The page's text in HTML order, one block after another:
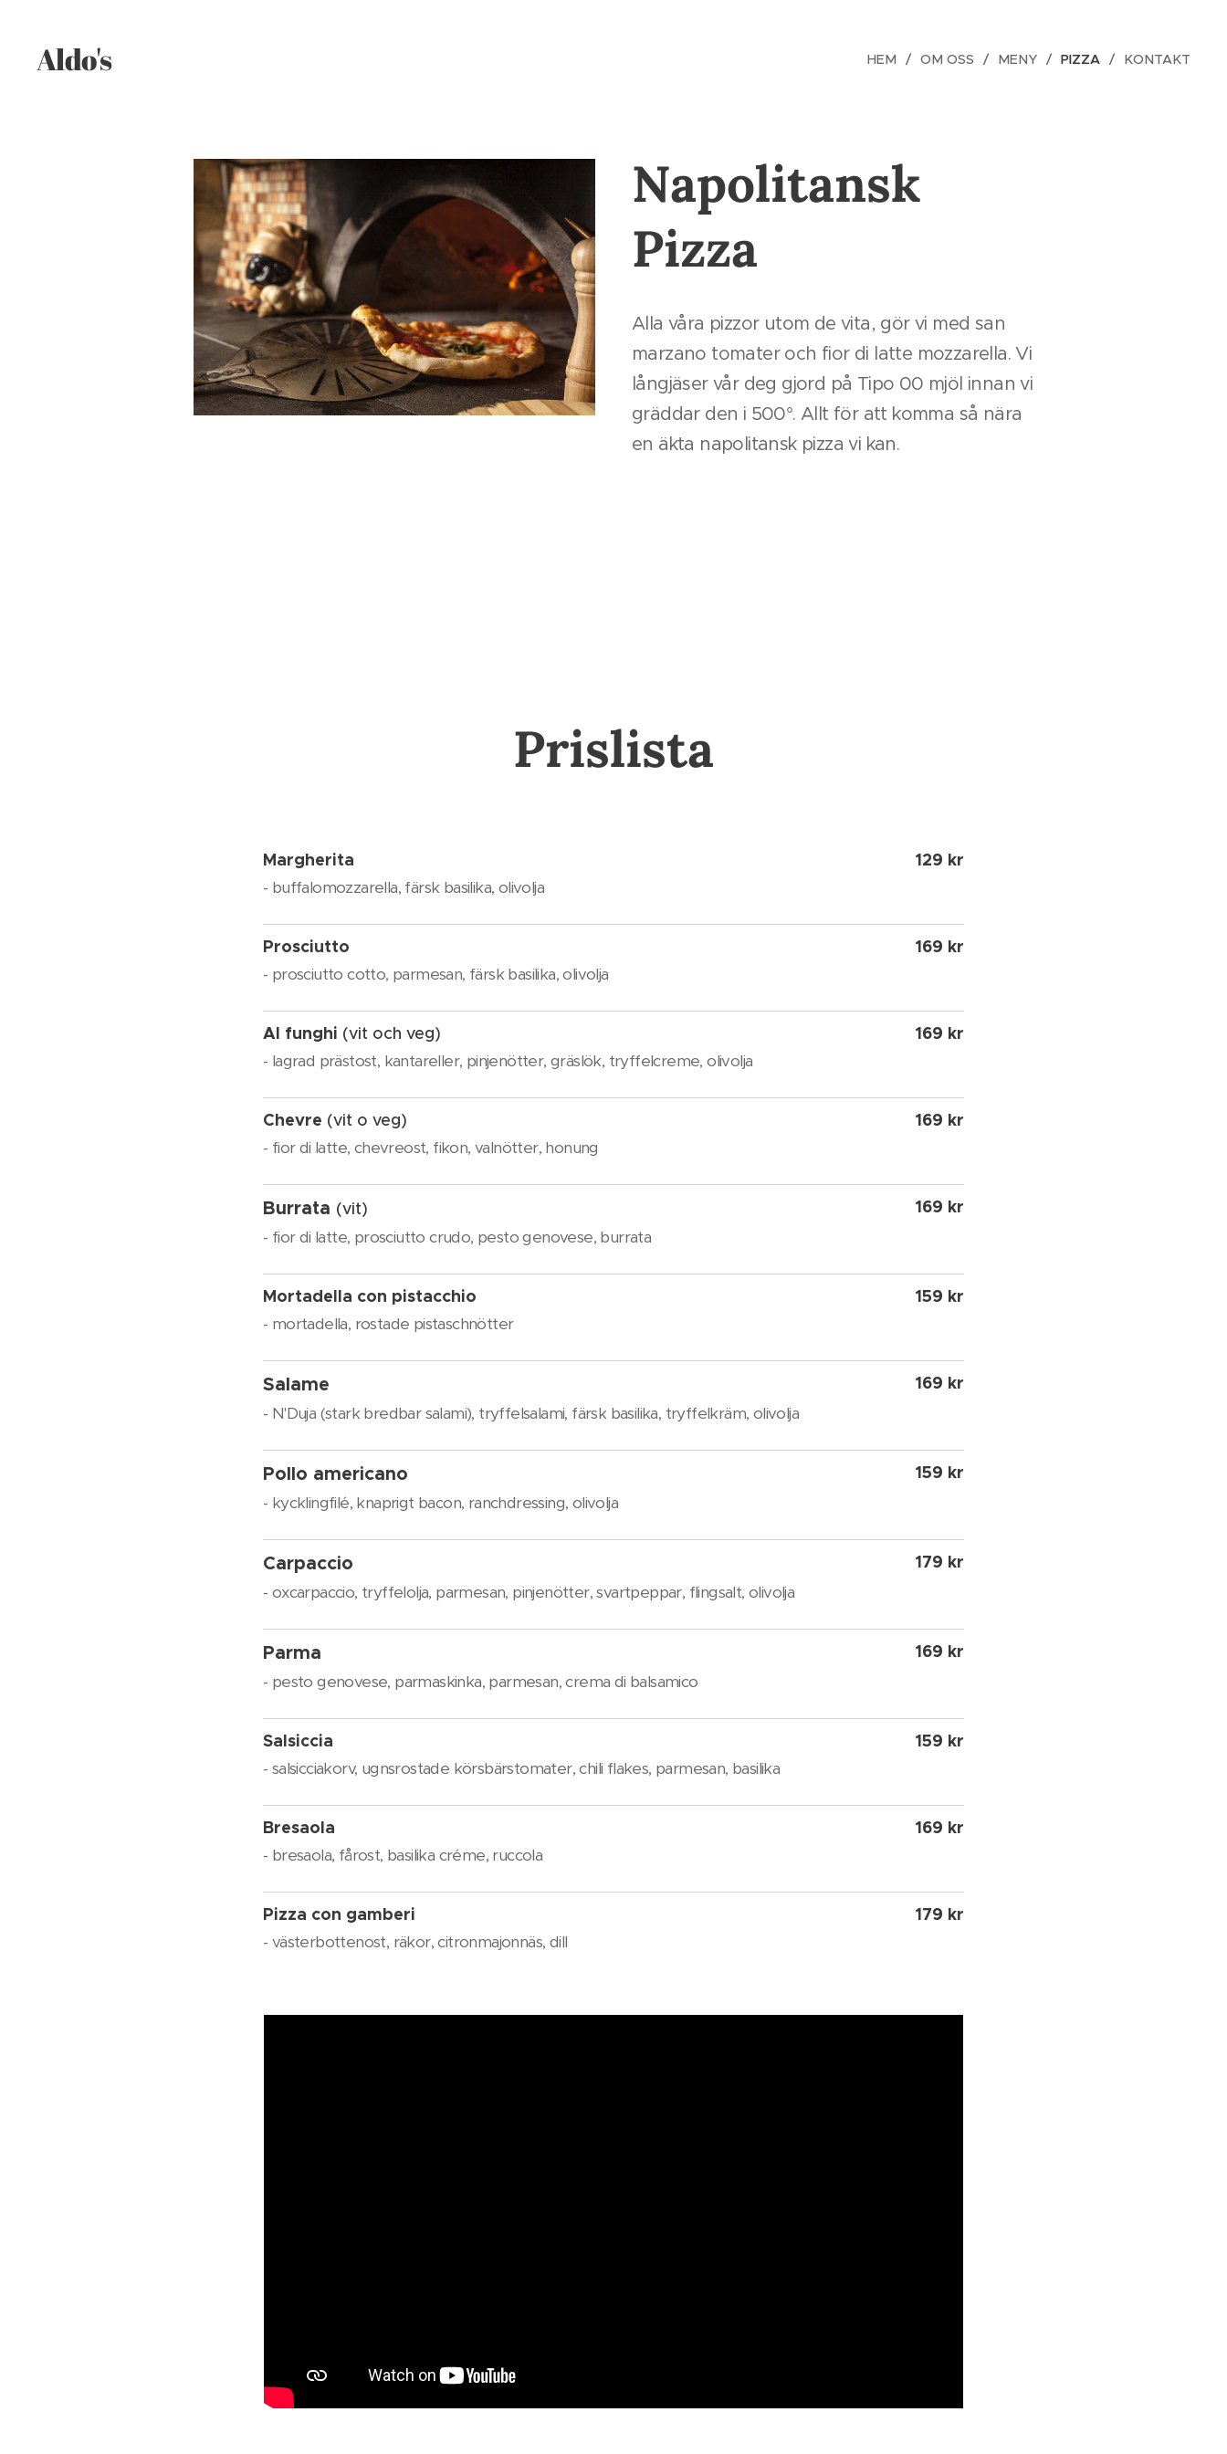
Aldo's HEM OM OSS MENY PIZZA KONTAKT
Napolitansk
Pizza
Alla våra pizzor utom de vita, gör vi med san
marzano tomater och fior di latte mozzarella. Vi
långjäser vår deg gjord på Tipo 00 mjöl innan vi
gräddar den i 500°. Allt för att komma så nära
en äkta napolitansk pizza vi kan.
Prislista
Margherita
- buffalomozzarella, färsk basilika, olivolja
129 kr
Prosciutto
- prosciutto cotto, parmesan, färsk basilika, olivolja
169 kr
Al funghi (vit och veg)
- lagrad prästost, kantareller, pinjenötter, gräslök, tryffelcreme, olivolja
169 kr
Chevre (vit o veg)
- fior di latte, chevreost, fikon, valnötter, honung
169 kr
Burrata (vit)
- fior di latte, prosciutto crudo, pesto genovese, burrata
169 kr
Mortadella con pistacchio
- mortadella, rostade pistaschnötter
159 kr
Salame
- N'Duja (stark bredbar salami), tryffelsalami, färsk basilika, tryffelkräm, olivolja
169 kr
Pollo americano
- kycklingfilé, knaprigt bacon, ranchdressing, olivolja
159 kr
Carpaccio
- oxcarpaccio, tryffelolja, parmesan, pinjenötter, svartpeppar, flingsalt, olivolja
179 kr
Parma
- pesto genovese, parmaskinka, parmesan, crema di balsamico
169 kr
Salsiccia
- salsicciakorv, ugnsrostade körsbärstomater, chili flakes, parmesan, basilika
159 kr
Bresaola
- bresaola, fårost, basilika créme, ruccola
169 kr
Pizza con gamberi
- västerbottenost, räkor, citronmajonnäs, dill
179 kr